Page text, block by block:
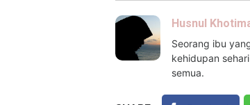
Husnul
Seorang ibu
kehidupan
semua.